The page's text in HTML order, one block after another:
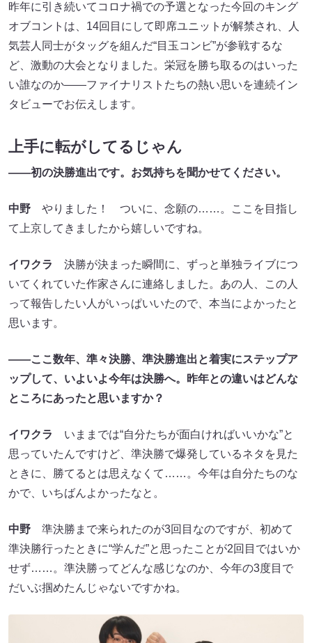
昨年に引き続いてコロナ禍での予選となった今回のキング
オブコントは、14回目にして即席ユニットが解禁され、人
気芸人同士がタッグを組んだ“目玉コンビ”が参戦するな
ど、激動の大会となりました。栄冠を勝ち取るのはいった
い誰なのか――ファイナリストたちの熱い思いを連続イン
タビューでお伝えします。
上手に転がしてるじゃん
――初の決勝進出です。お気持ちを聞かせてください。
中野 やりました！ ついに、念願の……。ここを目指し
て上京してきましたから嬉しいですね。
イワクラ
決勝が決まった瞬間に、ずっと単独ライブにつ
いてくれていた作家さんに連絡しました。あの人、この人
って報告したい人がいっぱいいたので、本当によかったと
思います。
――ここ数年、準々決勝、準決勝進出と着実にステップア
ップして、いよいよ今年は決勝へ。昨年との違いはどんな
ところにあったと思いますか？
イワクラ
いままでは“自分たちが面白ければいいかな”と
思っていたんですけど、準決勝で爆発しているネタを見た
ときに、勝てるとは思えなくて……。今年は自分たちのな
かで、いちばんよかったなと。
中野 準決勝まで来られたのが3回目なのですが、初めて
準決勝行ったときに“学んだ”と思ったことが2回目ではいか
せず……。準決勝ってどんな感じなのか、今年の3度目で
だいぶ掴めたんじゃないですかね。